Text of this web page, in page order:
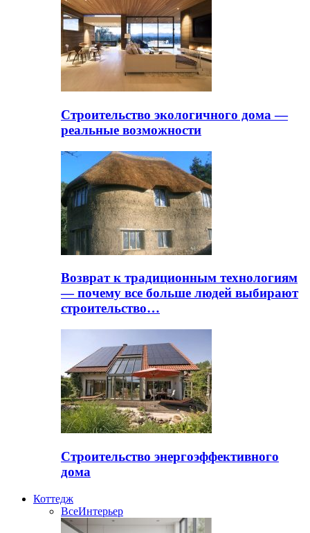
Строительство экологичного дома —
реальные возможности
Возврат к традиционным технологиям
— почему все больше людей выбирают
строительство…
Строительство энергоэффективного
дома
Коттедж
ВсеИнтерьер